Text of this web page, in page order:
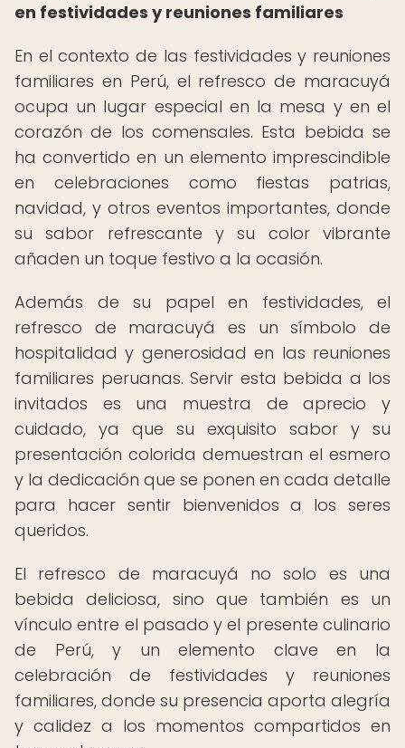
en festividades y reuniones familiares
En el contexto de las festividades y reuniones
familiares en Perú, el refresco de maracuyá
ocupa un lugar especial en la mesa y en el
corazón de los comensales. Esta bebida se
ha convertido en un elemento imprescindible
en celebraciones como fiestas patrias,
navidad, y otros eventos importantes, donde
su sabor refrescante y su color vibrante
añaden un toque festivo a la ocasión.
Además de su papel en festividades, el
refresco de maracuyá es un símbolo de
hospitalidad y generosidad en las reuniones
familiares peruanas. Servir esta bebida a los
invitados es una muestra de aprecio y
cuidado, ya que su exquisito sabor y su
presentación colorida demuestran el esmero
y la dedicación que se ponen en cada detalle
para hacer sentir bienvenidos a los seres
queridos.
El refresco de maracuyá no solo es una
bebida deliciosa, sino que también es un
vínculo entre el pasado y el presente culinario
de Perú, y un elemento clave en la
celebración de festividades y reuniones
familiares, donde su presencia aporta alegría
y calidez a los momentos compartidos en